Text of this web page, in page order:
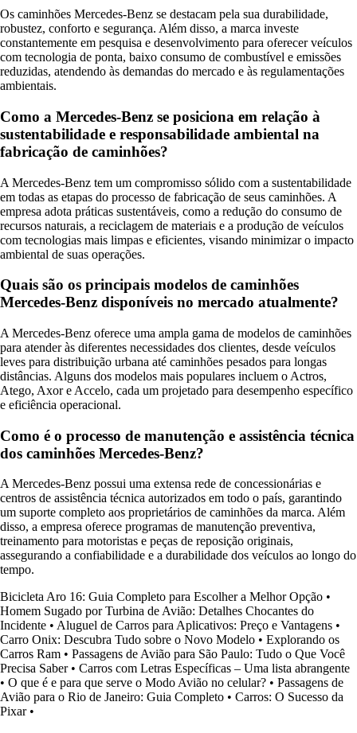
Os caminhões Mercedes-Benz se destacam pela sua durabilidade,
robustez, conforto e segurança. Além disso, a marca investe
constantemente em pesquisa e desenvolvimento para oferecer veículos
com tecnologia de ponta, baixo consumo de combustível e emissões
reduzidas, atendendo às demandas do mercado e às regulamentações
ambientais.
Como a Mercedes-Benz se posiciona em relação à
sustentabilidade e responsabilidade ambiental na
fabricação de caminhões?
A Mercedes-Benz tem um compromisso sólido com a sustentabilidade
em todas as etapas do processo de fabricação de seus caminhões. A
empresa adota práticas sustentáveis, como a redução do consumo de
recursos naturais, a reciclagem de materiais e a produção de veículos
com tecnologias mais limpas e eficientes, visando minimizar o impacto
ambiental de suas operações.
Quais são os principais modelos de caminhões
Mercedes-Benz disponíveis no mercado atualmente?
A Mercedes-Benz oferece uma ampla gama de modelos de caminhões
para atender às diferentes necessidades dos clientes, desde veículos
leves para distribuição urbana até caminhões pesados para longas
distâncias. Alguns dos modelos mais populares incluem o Actros,
Atego, Axor e Accelo, cada um projetado para desempenho específico
e eficiência operacional.
Como é o processo de manutenção e assistência técnica
dos caminhões Mercedes-Benz?
A Mercedes-Benz possui uma extensa rede de concessionárias e
centros de assistência técnica autorizados em todo o país, garantindo
um suporte completo aos proprietários de caminhões da marca. Além
disso, a empresa oferece programas de manutenção preventiva,
treinamento para motoristas e peças de reposição originais,
assegurando a confiabilidade e a durabilidade dos veículos ao longo do
tempo.
Bicicleta Aro 16: Guia Completo para Escolher a Melhor Opção •
Homem Sugado por Turbina de Avião: Detalhes Chocantes do
Incidente • Aluguel de Carros para Aplicativos: Preço e Vantagens •
Carro Onix: Descubra Tudo sobre o Novo Modelo • Explorando os
Carros Ram • Passagens de Avião para São Paulo: Tudo o Que Você
Precisa Saber• Carros com Letras Específicas – Uma lista abrangente
• O que é e para que serve o Modo Avião no celular? • Passagens de
Avião para o Rio de Janeiro: Guia Completo • Carros: O Sucesso da
Pixar•